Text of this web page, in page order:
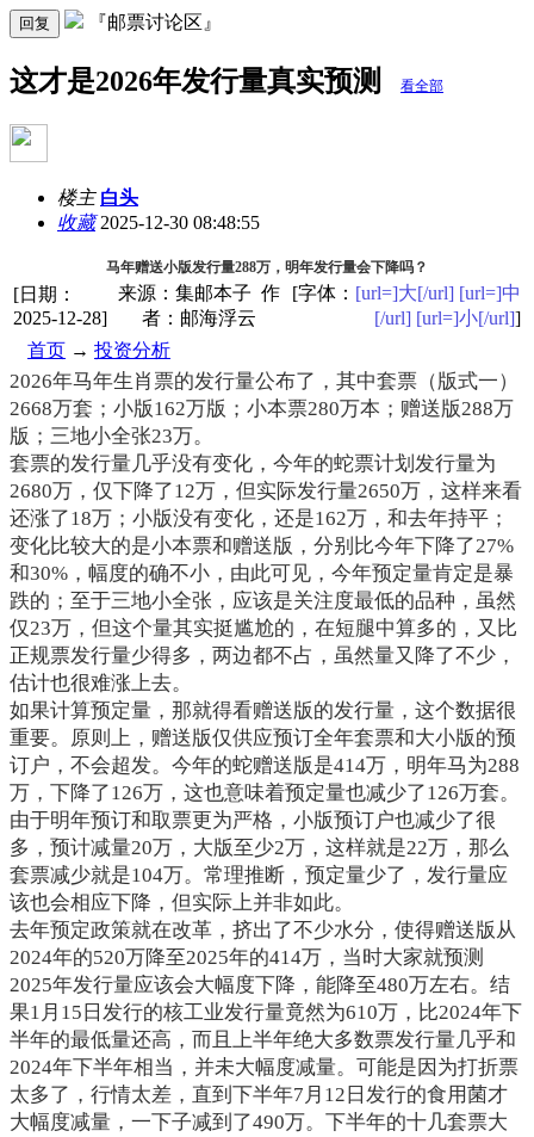
回复 『邮票讨论区』
这才是2026年发行量真实预测 看全部
楼主 白头
收藏2025-12-30 08:48:55
马年赠送小版发行量288万，明年发行量会下降吗？
[日期：
2025-12-28]
来源：集邮本子 作
者：邮海浮云
[字体： [url=]大[/url] [url=]中
[/url] [url=]小[/url]]
首页 → 投资分析
2026年马年生肖票的发行量公布了 ，其中套票（版式一）
2668万套；小版162万版；小本票280万本；赠送版288万
版；三地小全张23万。
套票的发行量几乎没有变化，今年的蛇票计划发行量为
2680万，仅下降了12万，但实际发行量2650万，这样来看
还涨了18万；小版没有变化，还是162万，和去年持平；
变化比较大的是小本票和赠送版，分别比今年下降了27%
和30% ，幅度的确不小，由此可见，今年预定量肯定是暴
跌的；至于三地小全张，应该是关注度最低的品种，虽然
仅23万，但这个量其实挺尴尬的，在短腿中算多的，又比
正规票发行量少得多，两边都不占，虽然量又降了不少，
估计也很难涨上去。
如果计算预定量，那就得看赠送版的发行量，这个数据很
重要。原则上，赠送版仅供应预订全年套票和大小版的预
订户，不会超发。今年的蛇赠送版是414万，明年马为288
万，下降了126万，这也意味着预定量也减少了126万套。
由于明年预订和取票更为严格，小版预订户也减少了很
多，预计减量20万，大版至少2万，这样就是22万，那么
套票减少就是104万。常理推断，预定量少了，发行量应
该也会相应下降，但实际上并非如此。
去年预定政策就在改革，挤出了不少水分，使得赠送版从
2024年的520万降至2025年的414万，当时大家就预测
2025年发行量应该会大幅度下降，能降至480万左右。结
果1 月 15 日发行的核工业发行量竟然为610万，比2024年下
半年的最低量还高，而且上半年绝大多数票发行量几乎和
2024年下半年相当，并未大幅度减量。可能是因为打折票
太多了，行情太差，直到下半年7 月 12 日发行的食用菌才
大幅度减量，一下子减到了490万。下半年的十几套票大